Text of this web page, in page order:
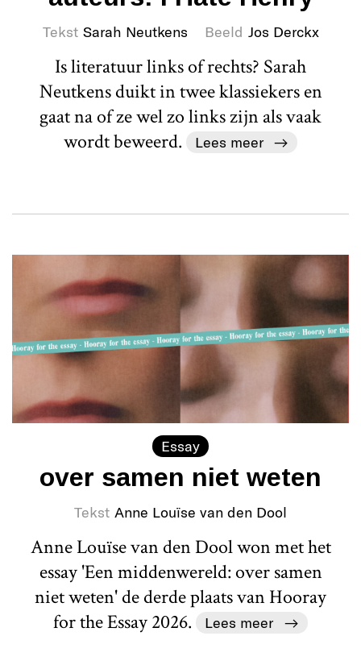
Tekst Sarah Neutkens Beeld Jos Derckx
Is literatuur links of rechts? Sarah
Neutkens duikt in twee klassiekers en
gaat na of ze wel zo links zijn als vaak
wordt beweerd.
Lees meer
Essay
over samen niet weten
Tekst Anne Louïse van den Dool
Anne Louïse van den Dool won met het
essay 'Een middenwereld: over samen
niet weten' de derde plaats van Hooray
for the Essay 2026.
Lees meer